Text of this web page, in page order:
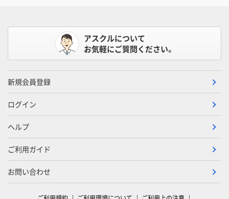
アスクルについて
お気軽にご質問ください。
新規会員登録
ログイン
ヘルプ
ご利用ガイド
お問い合わせ